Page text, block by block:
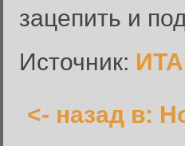
зацепить и
Источник:
<- назад в:
Забыли